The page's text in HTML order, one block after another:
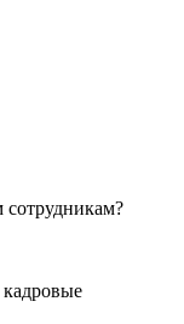
сотрудникам?